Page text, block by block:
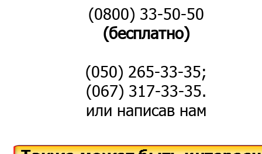
(0800) 33-50-50
(бесплатно)
(050) 265-33-35;
(067) 317-33-35.
или написав нам